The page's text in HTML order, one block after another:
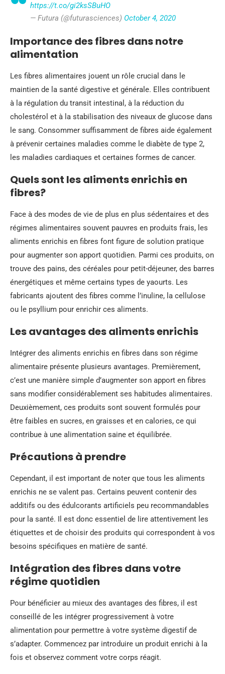
https://t.co/gi2ksSBuHO
— Futura (@futurasciences) October 4, 2020
Importance des fibres dans notre
alimentation
Les fibres alimentaires jouent un rôle crucial dans le
maintien de la santé digestive et générale. Elles contribuent
à la régulation du transit intestinal, à la réduction du
cholestérol et à la stabilisation des niveaux de glucose dans
le sang. Consommer suffisamment de fibres aide également
à prévenir certaines maladies comme le diabète de type 2,
les maladies cardiaques et certaines formes de cancer.
Quels sont les aliments enrichis en
fibres?
Face à des modes de vie de plus en plus sédentaires et des
régimes alimentaires souvent pauvres en produits frais, les
aliments enrichis en fibres font figure de solution pratique
pour augmenter son apport quotidien. Parmi ces produits, on
trouve des pains, des céréales pour petit-déjeuner, des barres
énergétiques et même certains types de yaourts. Les
fabricants ajoutent des fibres comme l’inuline, la cellulose
ou le psyllium pour enrichir ces aliments.
Les avantages des aliments enrichis
Intégrer des aliments enrichis en fibres dans son régime
alimentaire présente plusieurs avantages. Premièrement,
c’est une manière simple d’augmenter son apport en fibres
sans modifier considérablement ses habitudes alimentaires.
Deuxièmement, ces produits sont souvent formulés pour
être faibles en sucres, en graisses et en calories, ce qui
contribue à une alimentation saine et équilibrée.
Précautions à prendre
Cependant, il est important de noter que tous les aliments
enrichis ne se valent pas. Certains peuvent contenir des
additifs ou des édulcorants artificiels peu recommandables
pour la santé. Il est donc essentiel de lire attentivement les
étiquettes et de choisir des produits qui correspondent à vos
besoins spécifiques en matière de santé.
Intégration des fibres dans votre
régime quotidien
Pour bénéficier au mieux des avantages des fibres, il est
conseillé de les intégrer progressivement à votre
alimentation pour permettre à votre système digestif de
s’adapter. Commencez par introduire un produit enrichi à la
fois et observez comment votre corps réagit.